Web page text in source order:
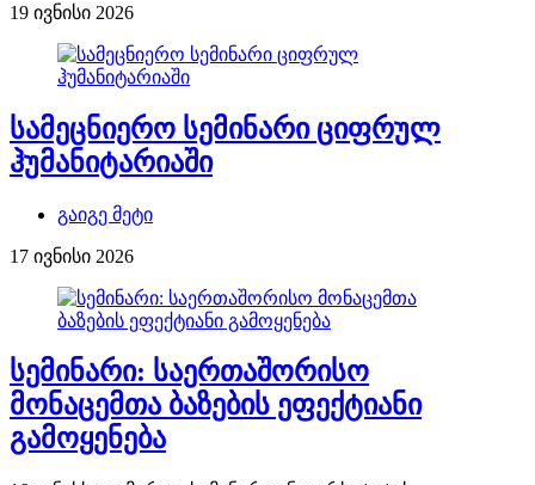
19 ივნისი 2026
სამეცნიერო სემინარი ციფრულ
ჰუმანიტარიაში
გაიგე მეტი
17 ივნისი 2026
სემინარი: საერთაშორისო
მონაცემთა ბაზების ეფექტიანი
გამოყენება